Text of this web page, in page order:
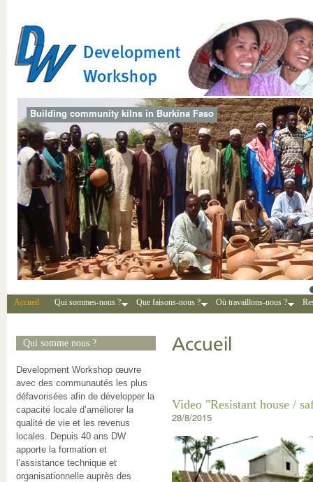
Building community kilns in Burkina Faso
Accueil Qui sommes-nous ? Que faisons-nous ? Où travaillons-nous ?
Qui somme nous ?
Development Workshop œuvre
avec des communautés les plus
défavorisées afin de développer la
capacité locale d’améliorer la
qualité de vie et les revenus
locales. Depuis 40 ans DW
apporte la formation et
l’assistance technique et
organisationnelle auprès des
Accueil
Video "Resistant house /
28/8/2015